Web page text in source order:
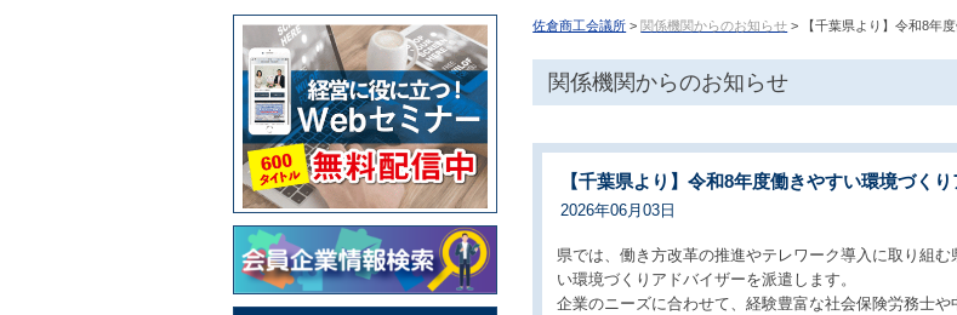
佐倉商工会議所 > 関係機関からのお知らせ > 【千葉県より】令和8年
関係機関からのお知らせ
【千葉県より】令和8年度働きやすい環境づく
2026年06月03日
県では、働き方改革の推進やテレワーク導入に取り組
い環境づくりアドバイザーを派遣します。
企業のニーズに合わせて、経験豊富な社会保険労務士